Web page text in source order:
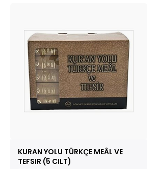
KURAN YOLU TÜRKÇE MEÂL VE
TEFSIR (5 CILT)